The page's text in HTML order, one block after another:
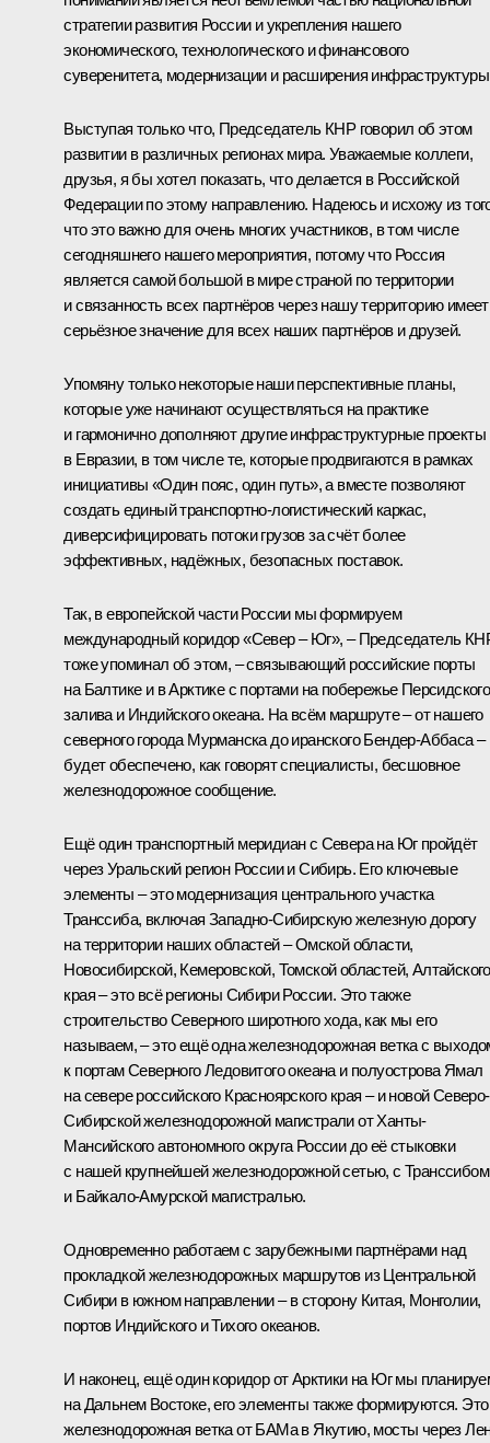
стратегии развития России и укрепления нашего
экономического, технологического и финансового
суверенитета, модернизации и расширения
Выступая только что, Председатель КНР говорил об этом
развитии в различных регионах мира. Уважаемые коллеги,
друзья, я бы хотел показать, что делается в Российской
Федерации по этому направлению. Надеюсь и исхожу из
что это важно для очень многих участников, в том числе
сегодняшнего нашего мероприятия, потому что Россия
является самой большой в мире страной по территории
и связанность всех партнёров через нашу территорию имеет
серьёзное значение для всех наших партнёров и друзей.
Упомяну только некоторые наши перспективные планы,
которые уже начинают осуществляться на практике
и гармонично дополняют другие инфраструктурные проекты
в Евразии, в том числе те, которые продвигаются в рамках
инициативы «Один пояс, один путь», а вместе позволяют
создать единый транспортно-логистический каркас,
диверсифицировать потоки грузов за счёт более
эффективных, надёжных, безопасных поставок.
Так, в европейской части России мы формируем
международный коридор «Север – Юг», – Председатель
тоже упоминал об этом, – связывающий российские порты
на Балтике и в Арктике с портами на побережье Персидского
залива и Индийского океана. На всём маршруте – от нашего
северного города Мурманска до иранского Бендер-Аббаса –
будет обеспечено, как говорят специалисты, бесшовное
железнодорожное сообщение.
Ещё один транспортный меридиан с Севера на Юг пройдёт
через Уральский регион России и Сибирь. Его ключевые
элементы – это модернизация центрального участка
Транссиба, включая Западно-Сибирскую железную дорогу
на территории наших областей – Омской области,
Новосибирской, Кемеровской, Томской областей, Алтайского
края – это всё регионы Сибири России. Это также
строительство Северного широтного хода, как мы его
называем, – это ещё одна железнодорожная ветка с
к портам Северного Ледовитого океана и полуострова Ямал
на севере российского Красноярского края – и новой Северо-
Сибирской железнодорожной магистрали от Ханты-
Мансийского автономного округа России до её стыковки
с нашей крупнейшей железнодорожной сетью, с Транссибом
и Байкало-Амурской магистралью.
Одновременно работаем с зарубежными партнёрами над
прокладкой железнодорожных маршрутов из Центральной
Сибири в южном направлении – в сторону Китая, Монголии,
портов Индийского и Тихого океанов.
И наконец, ещё один коридор от Арктики на Юг мы
на Дальнем Востоке, его элементы также формируются. Это
железнодорожная ветка от БАМа в Якутию, мосты через